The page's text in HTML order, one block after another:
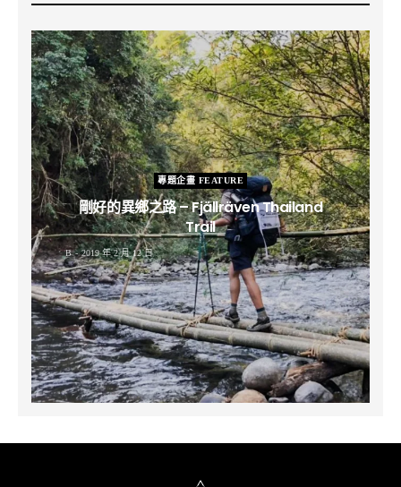
專題企畫 FEATURE
剛好的異鄉之路 – Fjällräven Thailand
Trail
B 2019 年 2 月 12 日